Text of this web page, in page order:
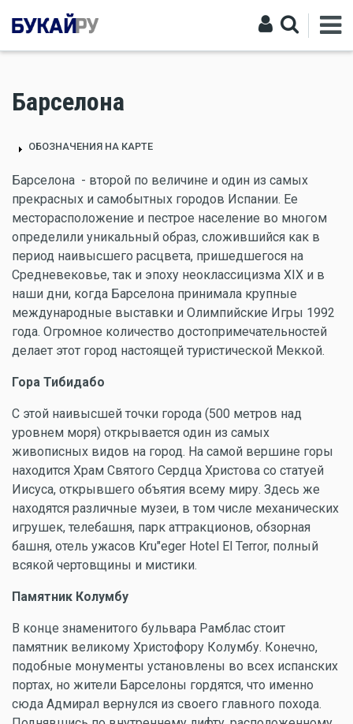
Барселона
ОБОЗНАЧЕНИЯ НА КАРТЕ
Барселона - второй по величине и один из самых
прекрасных и самобытных городов Испании. Ее
месторасположение и пестрое население во многом
определили уникальный образ, сложившийся как в
период наивысшего расцвета, пришедшегося на
Средневековье, так и эпоху неоклассицизма XIX и в
наши дни, когда Барселона принимала крупные
международные выставки и Олимпийские Игры 1992
года. Огромное количество достопримечательностей
делает этот город настоящей туристической Меккой.
Гора Тибидабо
С этой наивысшей точки города (500 метров над
уровнем моря) открывается один из самых
живописных видов на город. На самой вершине горы
находится Храм Святого Сердца Христова со статуей
Иисуса, открывшего объятия всему миру. Здесь же
находятся различные музеи, в том числе механических
игрушек, телебашня, парк аттракционов, обзорная
башня, отель ужасов Kru"eger Hotel El Terror, полный
всякой чертовщины и мистики.
Памятник Колумбу
В конце знаменитого бульвара Рамблас стоит
памятник великому Христофору Колумбу. Конечно,
подобные монументы установлены во всех испанских
портах, но жители Барселоны гордятся, что именно
сюда Адмирал вернулся из своего главного похода.